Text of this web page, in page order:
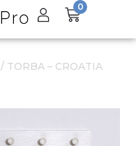
0
/ TORBA – CROATIA